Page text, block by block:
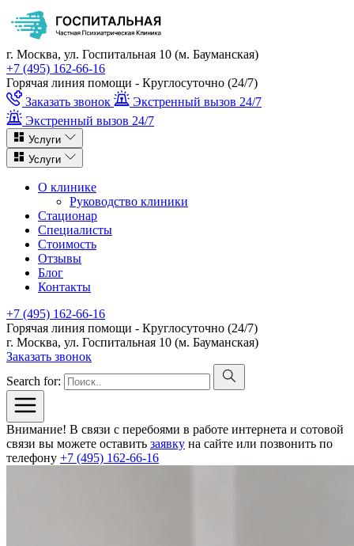
г. Москва, ул. Госпитальная 10 (м. Бауманская)
+7 (495) 162-66-16
Горячая линия помощи - Круглосуточно (24/7)
Заказать звонок
Экстренный вызов 24/7
Экстренный вызов 24/7
Услуги
Услуги
О клинике
Руководство клиники
Стационар
Специалисты
Стоимость
Отзывы
Блог
Контакты
+7 (495) 162-66-16
Горячая линия помощи - Круглосуточно (24/7)
г. Москва, ул. Госпитальная 10 (м. Бауманская)
Заказать звонок
Search for:
Внимание! В связи с перебоями в работе интернета и сотовой
связи вы можете оставить заявку на сайте или позвонить по
телефону +7 (495) 162-66-16